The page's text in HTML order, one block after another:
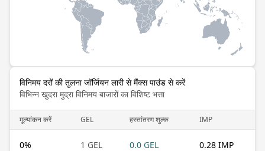
विनिमय दरों की तुलना जॉर्जियन लारी से मैंक्स पाउंड से करें
विभिन्न खुदरा मुद्रा विनिमय बाजारों का विशिष्ट भत्ता
मूल्यांकन करें GEL हस्तांतरण शुल्क IMP
0% 1 GEL 0.0 GEL 0.28 IMP